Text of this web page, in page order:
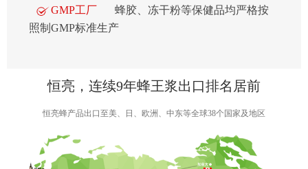
GMP工厂
蜂胶、冻干粉等保健品均严格按
照制GMP标准生产
恒亮，连续9年蜂王浆出口排名居前
恒亮蜂产品出口至美、日、欧洲、中东等全球38个国家及地区